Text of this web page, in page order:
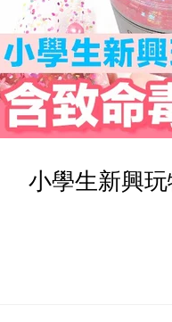
小學生新興